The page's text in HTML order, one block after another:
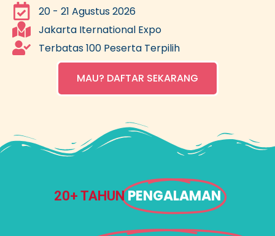
20 - 21 Agustus 2026
Jakarta Iternational Expo​
Terbatas 100 Peserta Terpilih
MAU? DAFTAR SEKARANG
20+ TAHUN PENGALAMAN